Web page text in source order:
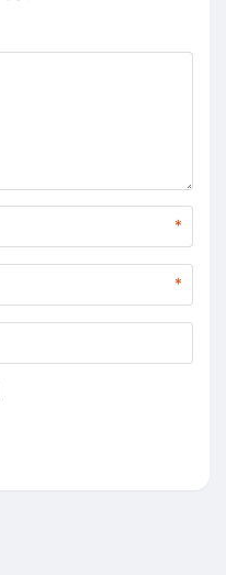
*
*